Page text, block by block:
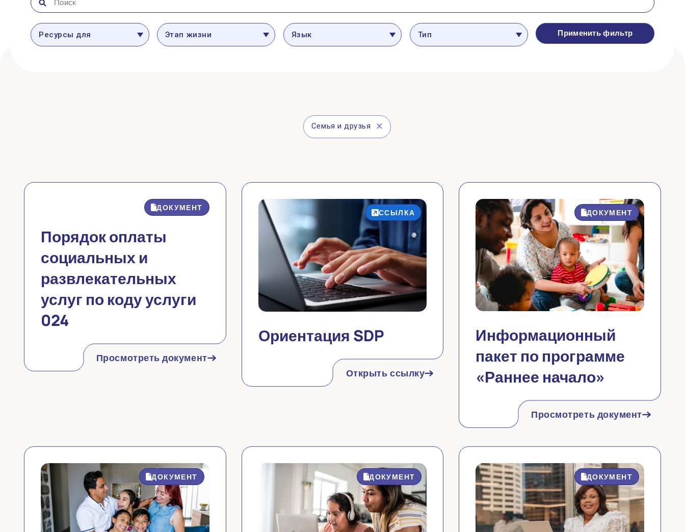
РЕСУРСЫ ДЛЯ:СЕМЬИ И ДРУЗЕЙ
Ресурсы для Этап жизни Язык Тип Применить фильтр
Семья и друзья
ДОКУМЕНТ
Порядок оплаты
социальных и
развлекательных
услуг по коду услуги
024
Просмотреть документ
ССЫЛКА
Ориентация SDP
Открыть ссылку
ДОКУМЕНТ
Информационный
пакет по программе
«Раннее начало»
Просмотреть документ
ДОКУМЕНТ ДОКУМЕНТ ДОКУМЕНТ